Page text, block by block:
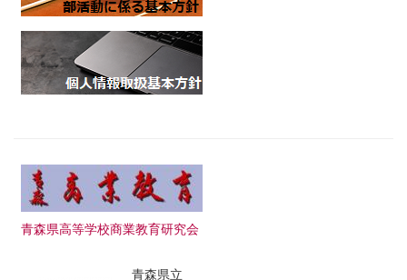
青森県高等学校商業教育研究会
青森県立